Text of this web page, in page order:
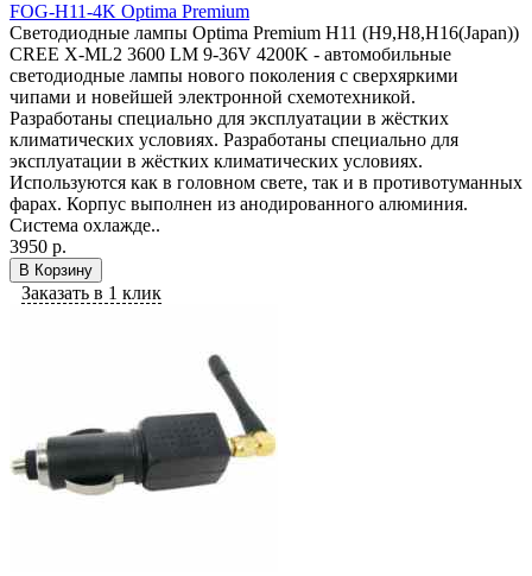
FOG-H11-4K Optima Premium
Светодиодные лампы Optima Premium H11 (H9,H8,H16(Japan))
CREE X-ML2 3600 LM 9-36V 4200K - автомобильные
светодиодные лампы нового поколения с сверхяркими
чипами и новейшей электронной схемотехникой.
Разработаны специально для эксплуатации в жёстких
климатических условиях. Разработаны специально для
эксплуатации в жёстких климатических условиях.
Используются как в головном свете, так и в противотуманных
фарах. Корпус выполнен из анодированного алюминия.
Система охлажде..
3950 р.
В Корзину
Заказать в 1 клик